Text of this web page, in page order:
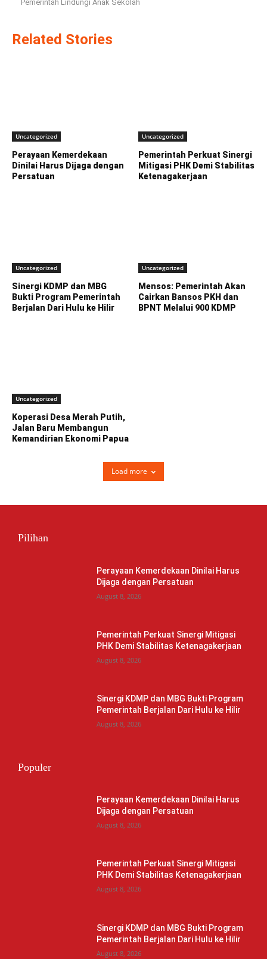
Pemerintah Lindungi Anak Sekolah
Related Stories
Uncategorized
Perayaan Kemerdekaan
Dinilai Harus Dijaga dengan
Persatuan
Uncategorized
Pemerintah Perkuat Sinergi
Mitigasi PHK Demi Stabilitas
Ketenagakerjaan
Uncategorized
Sinergi KDMP dan MBG
Bukti Program Pemerintah
Berjalan Dari Hulu ke Hilir
Uncategorized
Mensos: Pemerintah Akan
Cairkan Bansos PKH dan
BPNT Melalui 900 KDMP
Uncategorized
Koperasi Desa Merah Putih,
Jalan Baru Membangun
Kemandirian Ekonomi Papua
Load more
Pilihan
Perayaan Kemerdekaan Dinilai Harus
Dijaga dengan Persatuan
August 8, 2026
Pemerintah Perkuat Sinergi Mitigasi
PHK Demi Stabilitas Ketenagakerjaan
August 8, 2026
Sinergi KDMP dan MBG Bukti Program
Pemerintah Berjalan Dari Hulu ke Hilir
August 8, 2026
Populer
Perayaan Kemerdekaan Dinilai Harus
Dijaga dengan Persatuan
August 8, 2026
Pemerintah Perkuat Sinergi Mitigasi
PHK Demi Stabilitas Ketenagakerjaan
August 8, 2026
Sinergi KDMP dan MBG Bukti Program
Pemerintah Berjalan Dari Hulu ke Hilir
August 8, 2026